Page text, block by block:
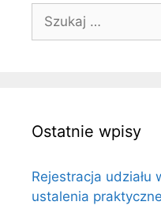
Szukaj:
Ostatnie wpisy
Rejestracja udziału
ustalenia praktyczne